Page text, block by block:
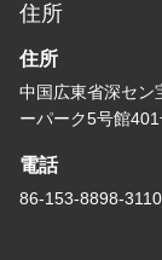
住所
住所
中国広東省深セン
ーパーク5号館
電話
86-153-8898-3110